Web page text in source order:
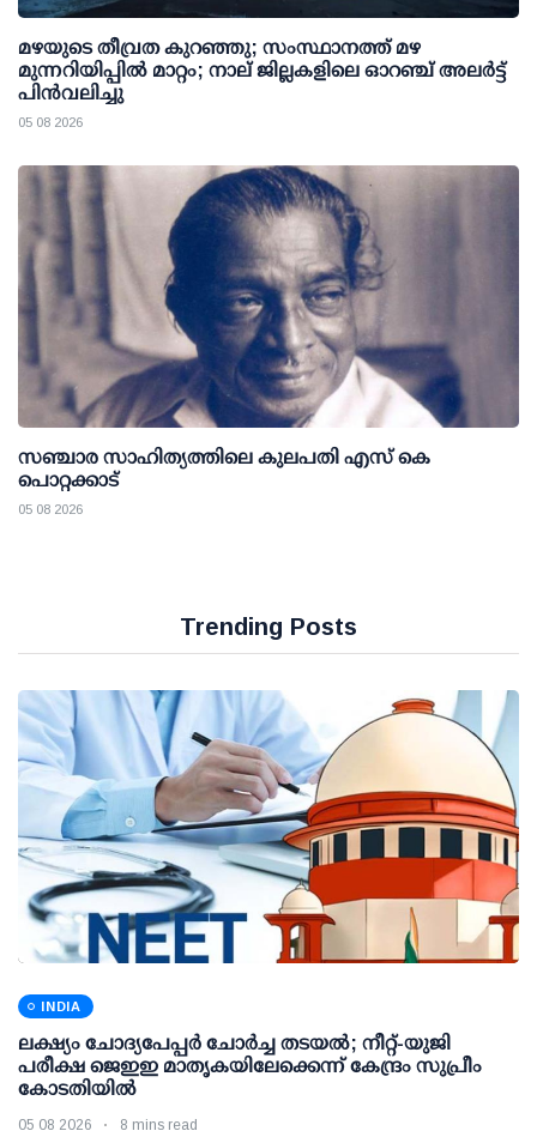
മഴയുടെ തീവ്രത കുറഞ്ഞു; സംസ്ഥാനത്ത് മഴ
മുന്നറിയിപ്പിൽ മാറ്റം; നാല് ജില്ലകളിലെ ഓറഞ്ച് അലർട്ട്
പിൻവലിച്ചു
05 08 2026
സഞ്ചാര സാഹിത്യത്തിലെ കുലപതി എസ് കെ
പൊറ്റക്കാട്
05 08 2026
Trending Posts
INDIA
ലക്ഷ്യം ചോദ്യപേപ്പര്‍ ചോര്‍ച്ച തടയല്‍; നീറ്റ്-യുജി
പരീക്ഷ ജെഇഇ മാതൃകയിലേക്കെന്ന് കേന്ദ്രം സുപ്രീം
കോടതിയില്‍
05 08 2026 8 mins read